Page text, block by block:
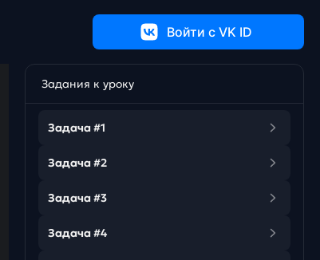
Войти c VK ID
Задания к уроку
Задача #1
Задача #2
Задача #3
Задача #4